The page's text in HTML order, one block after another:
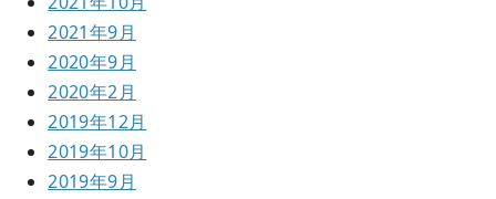
2021年9月
2020年9月
2020年2月
2019年12月
2019年10月
2019年9月